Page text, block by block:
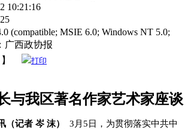
10:21:16
(compatible; MSIE 6.0; Windows NT 5.0;
西政协报
】 打印
与我区著名作家艺术家座谈
（记者 岑 沫）
3月5日，为贯彻落实中共中